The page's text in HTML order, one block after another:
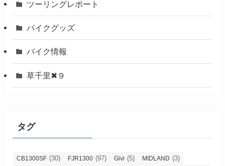
ツーリングレポート
バイクグッズ
バイク情報
草千里✖９
タグ
CB1300SF (30) FJR1300 (97) Givi (5) MIDLAND (3)